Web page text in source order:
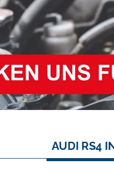
AUDI RS4